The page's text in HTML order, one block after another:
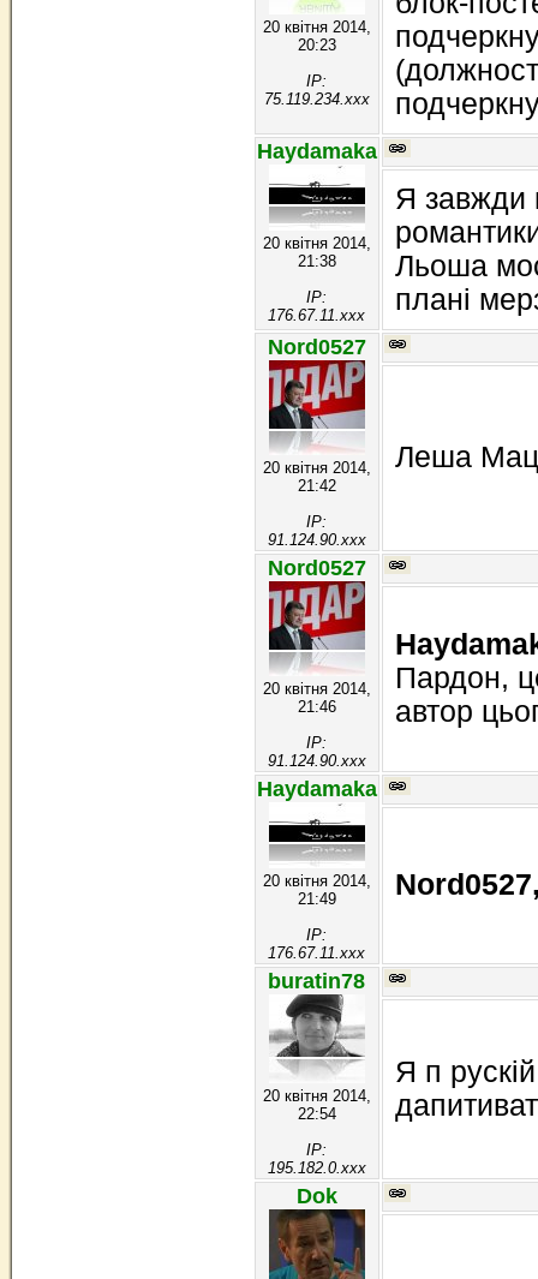
20 квітня 2014,
20:23
IP:
75.119.234.xxx
Haydamaka
20 квітня 2014,
21:38
IP:
176.67.11.xxx
Я завжди
Льоша
плані
Nord0527
20 квітня 2014,
21:42
IP:
91.124.90.xxx
Леша
Nord0527
20 квітня 2014,
21:46
IP:
91.124.90.xxx
Пардон,
автор
Haydamaka
20 квітня 2014,
21:49
IP:
176.67.11.xxx
buratin78
20 квітня 2014,
22:54
IP:
195.182.0.xxx
Я п
Dok